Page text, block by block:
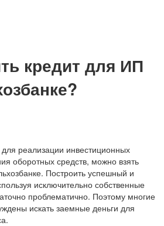
кредит для ИП
реализации инвестиционных
оборотных средств, можно взять
Построить успешный и
исключительно собственные
проблематично. Поэтому многие
искать заемные деньги для